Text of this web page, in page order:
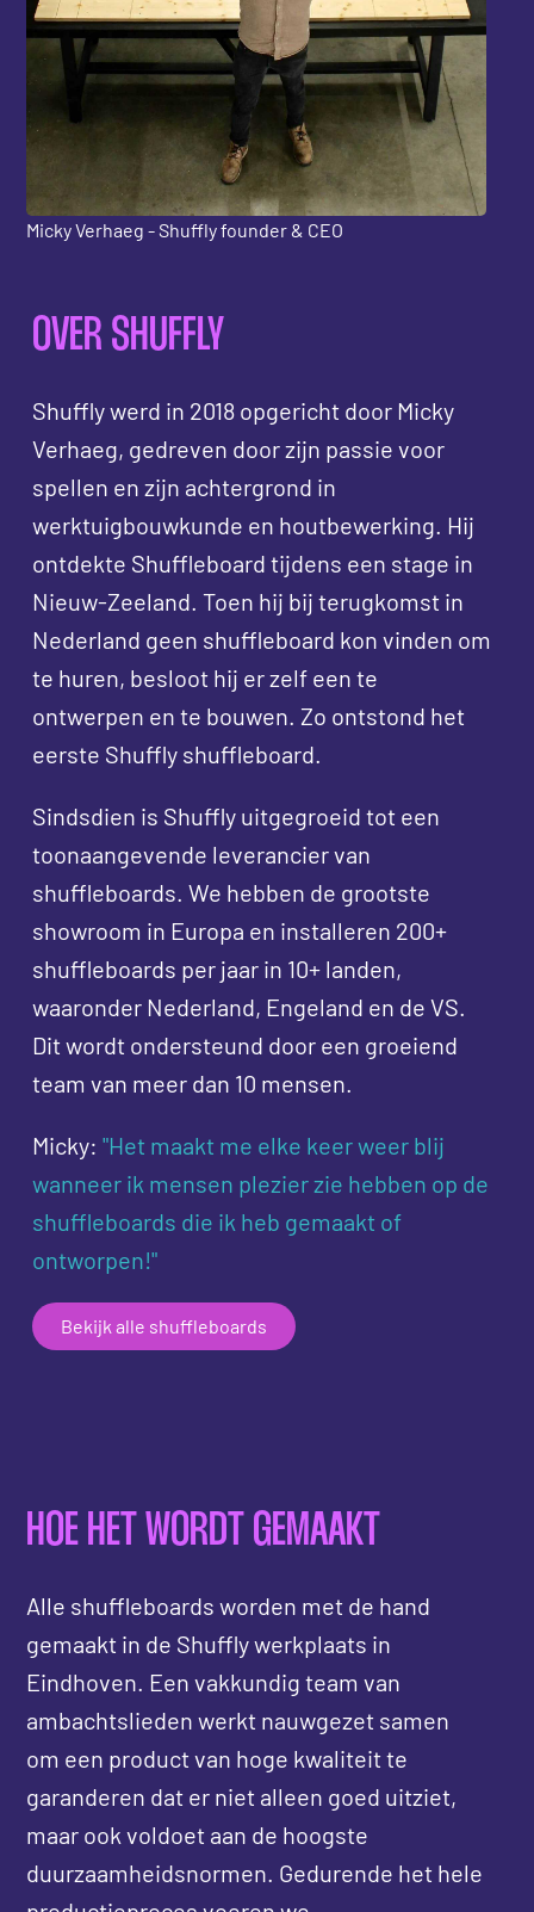
Micky Verhaeg - Shuffly founder & CEO
OVER SHUFFLY
Shuffly werd in 2018 opgericht door Micky
Verhaeg, gedreven door zijn passie voor
spellen en zijn achtergrond in
werktuigbouwkunde en houtbewerking. Hij
ontdekte Shuffleboard tijdens een stage in
Nieuw-Zeeland. Toen hij bij terugkomst in
Nederland geen shuffleboard kon vinden om
te huren, besloot hij er zelf een te
ontwerpen en te bouwen. Zo ontstond het
eerste Shuffly shuffleboard.
Sindsdien is Shuffly uitgegroeid tot een
toonaangevende leverancier van
shuffleboards. We hebben de grootste
showroom in Europa en installeren 200+
shuffleboards per jaar in 10+ landen,
waaronder Nederland, Engeland en de VS.
Dit wordt ondersteund door een groeiend
team van meer dan 10 mensen.
Micky: "Het maakt me elke keer weer blij
wanneer ik mensen plezier zie hebben op de
shuffleboards die ik heb gemaakt of
ontworpen!"
Bekijk alle shuffleboards
HOE HET WORDT GEMAAKT
Alle shuffleboards worden met de hand
gemaakt in de Shuffly werkplaats in
Eindhoven. Een vakkundig team van
ambachtslieden werkt nauwgezet samen
om een product van hoge kwaliteit te
garanderen dat er niet alleen goed uitziet,
maar ook voldoet aan de hoogste
duurzaamheidsnormen. Gedurende het hele